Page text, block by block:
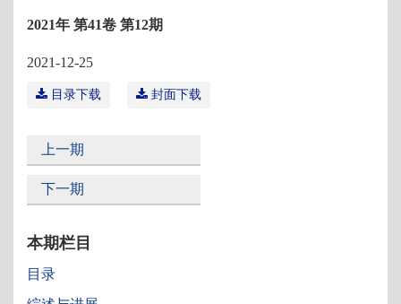
2021年 第41卷 第12期
2021-12-25
目录下载 封面下载
上一期
下一期
本期栏目
目录